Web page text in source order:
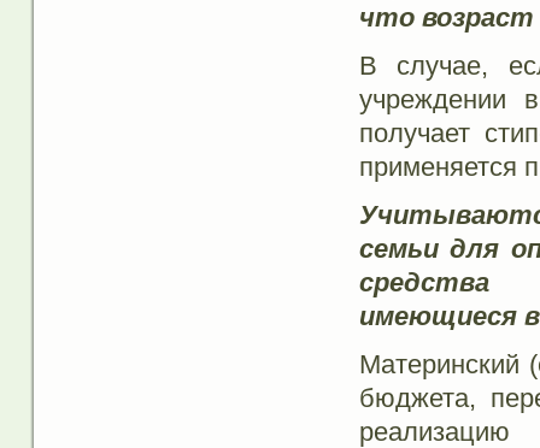
что
В случае,
учреждении
получает
применяется
семьи для
средства
имеющиеся
Материнский
бюджета,